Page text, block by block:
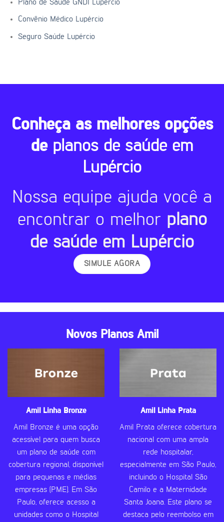
Plano de Saúde GNDI Lupércio
Convênio Médico Lupércio
Seguro Saúde Lupércio
Conheça as melhores opções
de planos de saúde em
Lupércio
Nossa equipe ajuda você a
encontrar o melhor plano
de saúde em Lupércio
SIMULE AGORA
Novos Planos Amil
Amil Linha Bronze
Amil Bronze é uma opção
acessível para quem busca
um plano de saúde com
cobertura regional, disponível
para pequenas e médias
empresas (PME). Em São
Paulo, oferece acesso a
unidades como o Hospital
Amil Linha Prata
Amil Prata oferece cobertura
nacional com uma ampla
rede hospitalar,
especialmente em São Paulo,
incluindo o Hospital São
Camilo e a Maternidade
Santa Joana. Este plano se
destaca pelo reembolso em